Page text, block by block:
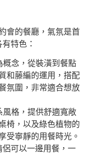
會的餐廳，氣氛是首
特色：
概念，從裝潢到餐點
和藤編的運用，搭配
氛圍，非常適合想放
風格，提供舒適寬敞
椅，以及綠色植物的
受寧靜的用餐時光。
可以一邊用餐，一